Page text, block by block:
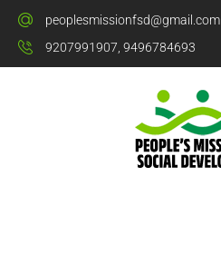
peoplesmissionfsd@gmail.com
9207991907, 9496784693